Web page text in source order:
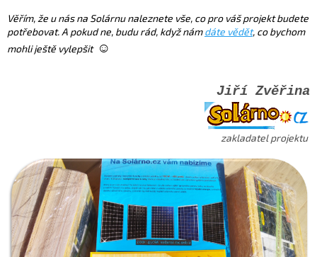
Věřím, že u nás na Solárnu naleznete vše, co pro váš projekt budete
potřebovat. A pokud ne, budu rád, když námdáte vědět, co bychom
mohli ještě vylepšit ☺
Jiří Zvěřina
zakladatel projektu